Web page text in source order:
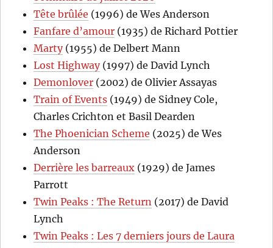
Tête brûlée (1996) de Wes Anderson
Fanfare d’amour (1935) de Richard Pottier
Marty(1955) de Delbert Mann
Lost Highway(1997) de David Lynch
Demonlover (2002) de Olivier Assayas
Train of Events (1949) de Sidney Cole,
Charles Crichton et Basil Dearden
The Phoenician Scheme (2025) de Wes
Anderson
Derrière les barreaux (1929) de James
Parrott
Twin Peaks : The Return (2017) de David
Lynch
Twin Peaks : Les 7 derniers jours de Laura